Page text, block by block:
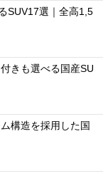
SUV17選｜全高1,5
きも選べる国産SU
構造を採用した国